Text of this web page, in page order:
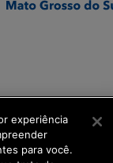
experiência
para você.